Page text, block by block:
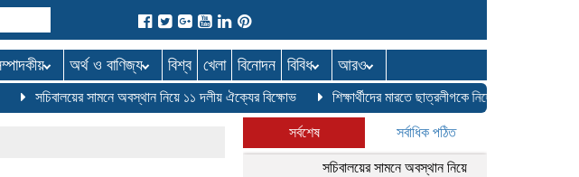
অর্থ ও বাণিজ্য বিশ্ব খেলা বিনোদন বিবিধ
আরও
সচিবালয়ের সামনে অবস্থান নিয়ে ১১ দলীয় ঐক্যের বিক্ষোভ শিক্ষার্থীদের মারতে ছাত্রলীগকে নির্দেশ দিয়েছিলো কাদের
সর্বশেষ সর্বাধিক পঠিত
সচিবালয়ের সামনে অবস্থান নিয়ে